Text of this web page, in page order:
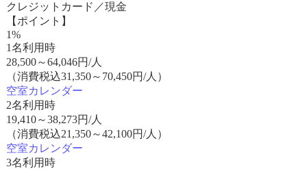
クレジットカード／現金
【ポイント】
1%
1名利用時
28,500～64,046円/人
（消費税込31,350～70,450円/人）
空室カレンダー
2名利用時
19,410～38,273円/人
（消費税込21,350～42,100円/人）
空室カレンダー
3名利用時